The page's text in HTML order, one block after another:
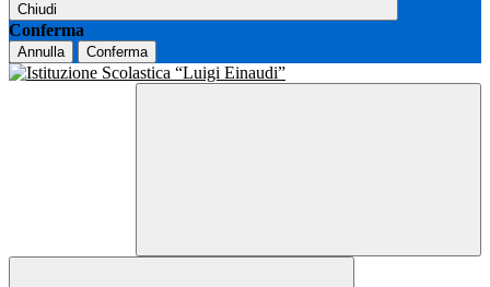
Chiudi
Conferma
Annulla Conferma